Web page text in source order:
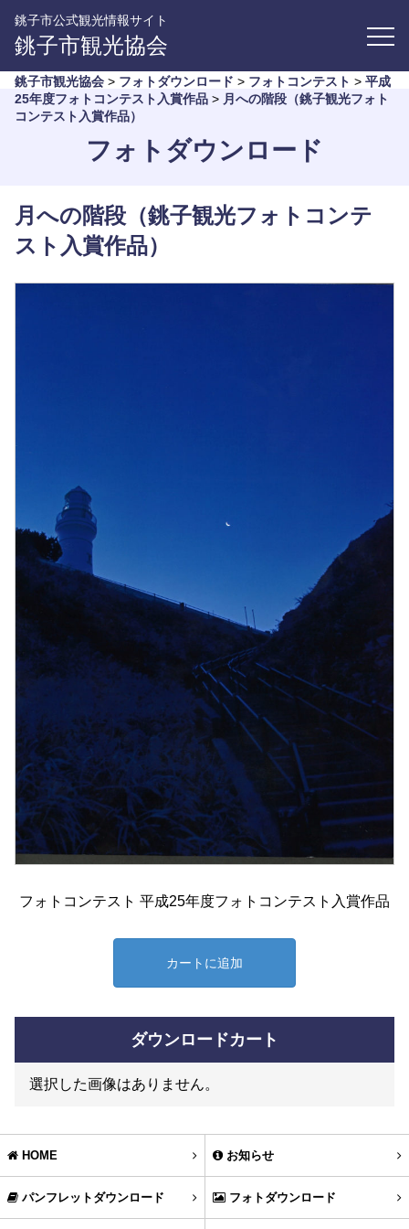
銚子市公式観光情報サイト
銚子市観光協会
銚子市観光協会 > フォトダウンロード > フォトコンテスト > 平成
25年度フォトコンテスト入賞作品 > 月への階段（銚子観光フォト
コンテスト入賞作品）
フォトダウンロード
月への階段（銚子観光フォトコンテ
スト入賞作品）
フォトコンテスト 平成25年度フォトコンテスト入賞作品
カートに追加
ダウンロードカート
選択した画像はありません。
HOME お知らせ
パンフレットダウンロード フォトダウンロード